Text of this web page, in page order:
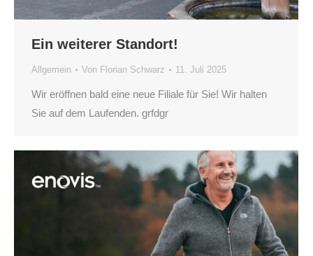
Ein weiterer Standort!
Allgemein Von Florian Schwarz 11. Juli 2025
Wir eröffnen bald eine neue Filiale für Sie! Wir halten
Sie auf dem Laufenden. grfdgr